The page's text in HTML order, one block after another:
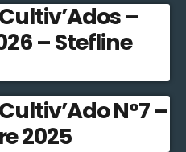
–
– Stefline
N°7 –
2025